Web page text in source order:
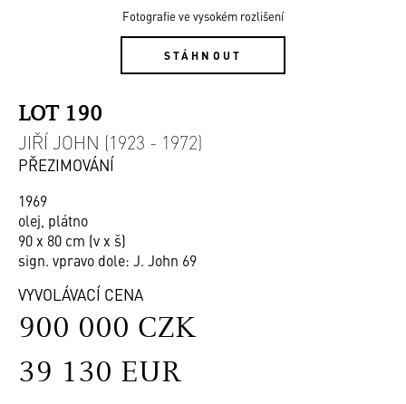
Fotografie ve vysokém rozlišení
STÁHNOUT
LOT 190
JIŘÍ JOHN (1923 - 1972)
PŘEZIMOVÁNÍ
1969
olej, plátno
90 x 80 cm (v x š)
sign. vpravo dole: J. John 69
VYVOLÁVACÍ CENA
900 000 CZK
39 130 EUR